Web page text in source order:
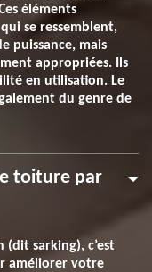
éléments
se ressemblent,
puissance, mais
appropriées. Ils
en utilisation. Le
du genre de
toiture par
sarking), c’est
améliorer votre